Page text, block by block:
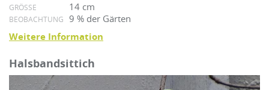
GRÖSSE 14 cm
BEOBACHTUNG 9 % der Gärten
Weitere Information
Halsbandsittich